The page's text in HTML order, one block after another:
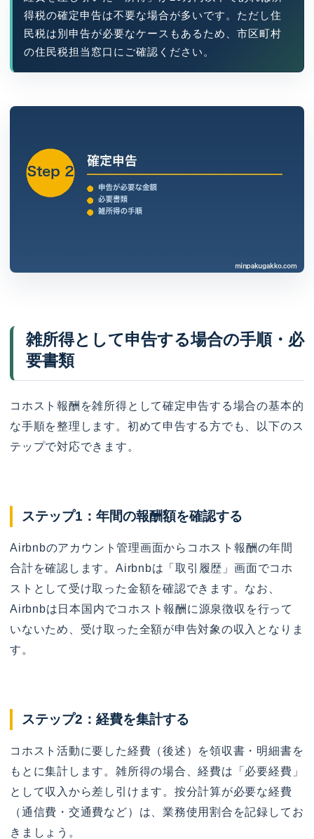
得税の確定申告は不要な場合が多いです。ただし住
民税は別申告が必要なケースもあるため、市区町村
の住民税担当窓口にご確認ください。
雑所得として申告する場合の手順・必
要書類
コホスト報酬を雑所得として確定申告する場合の基本的
な手順を整理します。初めて申告する方でも、以下のス
テップで対応できます。
ステップ1：年間の報酬額を確認する
Airbnbのアカウント管理画面からコホスト報酬の年間
合計を確認します。Airbnbは「取引履歴」画面でコホ
ストとして受け取った金額を確認できます。なお、
Airbnbは日本国内でコホスト報酬に源泉徴収を行って
いないため、受け取った全額が申告対象の収入となりま
す。
ステップ2：経費を集計する
コホスト活動に要した経費（後述）を領収書・明細書を
もとに集計します。雑所得の場合、経費は「必要経費」
として収入から差し引けます。按分計算が必要な経費
（通信費・交通費など）は、業務使用割合を記録してお
きましょう。